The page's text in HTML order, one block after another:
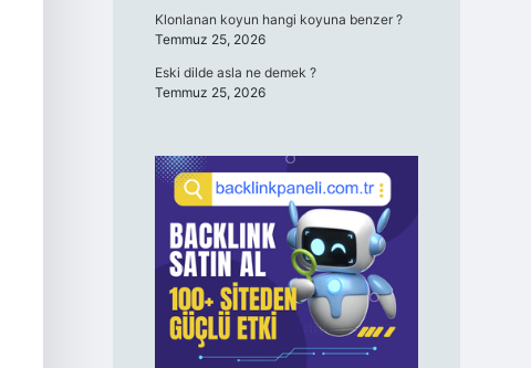
Klonlanan koyun hangi koyuna benzer ?
Temmuz 25, 2026
Eski dilde asla ne demek ?
Temmuz 25, 2026